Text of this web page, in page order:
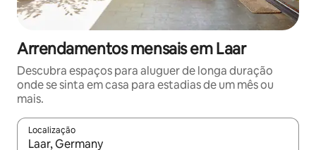
Arrendamentos mensais em Laar
Descubra espaços para aluguer de longa duração
onde se sinta em casa para estadias de um mês ou
mais.
Localização
Quando os resultados estiverem disponíveis, navegue com